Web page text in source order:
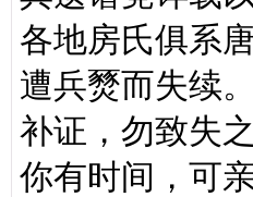
各地房氏俱系
遭兵燹而失续
补证，勿致失之
你有时间，可